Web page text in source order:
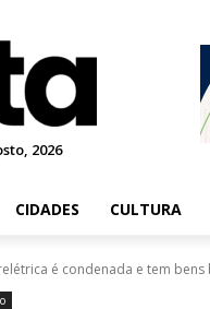
2026
CIDADES CULTURA
é condenada e tem